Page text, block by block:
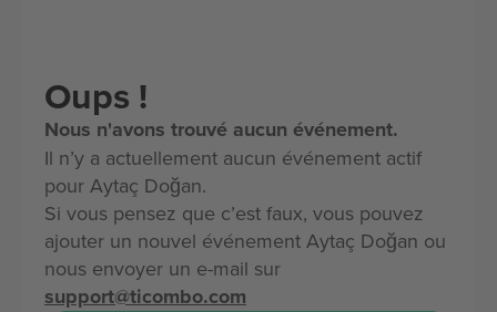
Oups !
Nous n'avons trouvé aucun événement.
Il n’y a actuellement aucun événement actif
pour Aytaç Doğan.
Si vous pensez que c’est faux, vous pouvez
ajouter un nouvel événement Aytaç Doğan ou
nous envoyer un e-mail sur
support@ticombo.com